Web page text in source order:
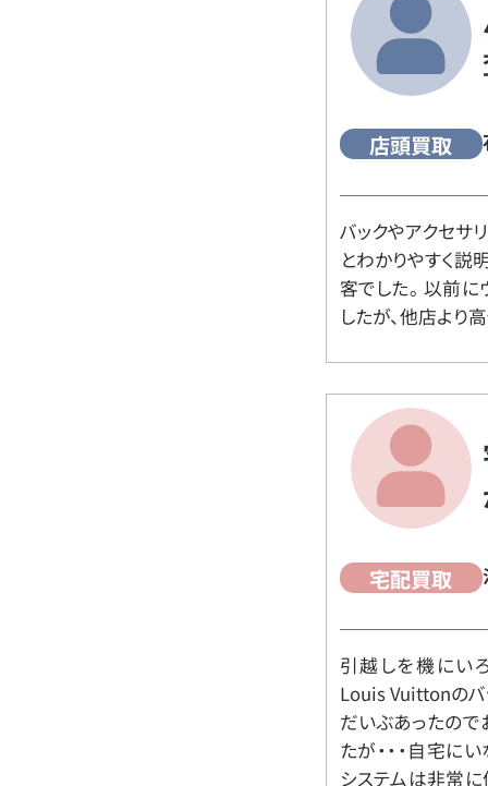
店頭買取
バックやアクセサ
とわかりやすく説
客でした。 以前
したが、他店より
宅配買取
引越しを機にい
Louis Vuittonのバ
だいぶあったので
たが・・・自宅に
システムは非常に